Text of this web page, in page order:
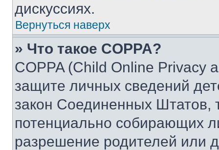
дискуссиях.
Вернуться наверх
» Что такое COPPA?
COPPA (Child Online Privacy
защите личных сведений
закон Соединенных Штатов,
потенциально собирающих
разрешение родителей или